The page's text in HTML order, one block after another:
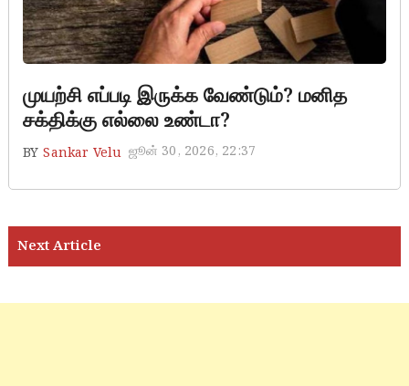
முயற்சி எப்படி இருக்க வேண்டும்? மனித
சக்திக்கு எல்லை உண்டா?
BY Sankar Velu ஜூன் 30, 2026, 22:37